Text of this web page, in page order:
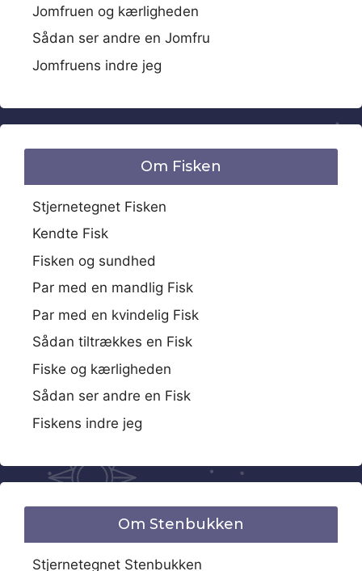
Jomfruen og kærligheden
Sådan ser andre en Jomfru
Jomfruens indre jeg
Om Fisken
Stjernetegnet Fisken
Kendte Fisk
Fisken og sundhed
Par med en mandlig Fisk
Par med en kvindelig Fisk
Sådan tiltrækkes en Fisk
Fiske og kærligheden
Sådan ser andre en Fisk
Fiskens indre jeg
Om Stenbukken
Stjernetegnet Stenbukken